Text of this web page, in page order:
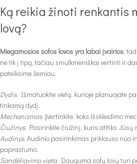
Ką reikia žinoti renkantis
lovą?
Miegamosios sofos lovos yra labai įvairios,
ne tik į tipą, tačiau smulkmeniškai vertinti ir
pateiksime žemiau.
Dydis. Išmatuokite vietą, kurioje planuojate
tinkamą dydį.
Mechanizmas. Įvertinkite, koks išskleidimo
Čiužinys. Pasirinkite čiužinį, kuris atitiks Jūsų
Audinys. Audinio pasirinkimas priklauso nuo
paprastumo.
Sandėliavimo vieta. Dauguma sofų lovų turi